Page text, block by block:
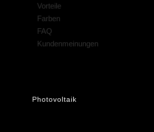
Vorteile
Farben
FAQ
Kundenmeinungen
Photovoltaik